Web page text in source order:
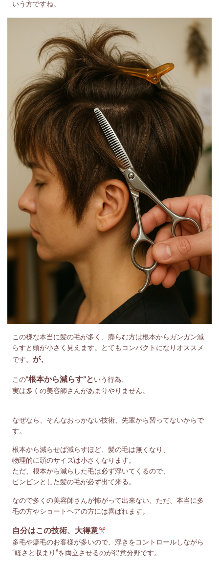
いう方ですね。
この様な本当に髪の毛が多く、膨らむ方は根本からガンガン減
らすと頭が小さく見えます。とてもコンパクトになりオススメ
です。 が、
この“根本から減らす”と いう行為、
実は多くの美容師さんがあまりやりません。
なぜなら、そんなおっかない技術、先輩から習ってないからで
す。
根本から減らせば減らすほど、髪の毛は無くなり、
物理的に頭のサイズは小さくなります。
ただ、根本から減らした毛は必ず浮いてくるので、
ピンピンとした髪の毛が必ず出て来る。
なので多くの美容師さんが怖がって出来ない、ただ、本当に多
毛の方やショートヘアの方には喜ばれます。
自分はこの技術、大得意
多毛や癖毛のお客様が多いので、浮きをコントロールしながら
“軽さと収まり”を両立させるのが得意分野です。